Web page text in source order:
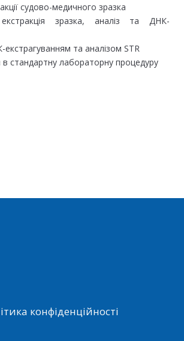
судово-медичного зразка
зразка, аналіз та ДНК-
екстрагуванням та аналізом STR
в стандартну лабораторну процедуру
конфіденційності